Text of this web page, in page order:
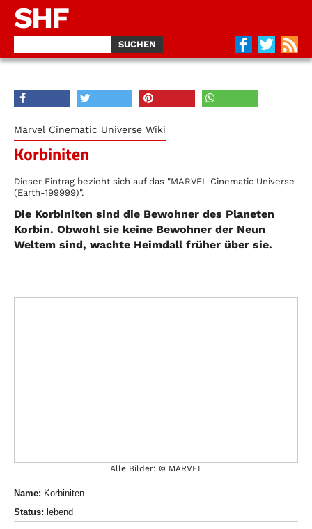
SHF
Marvel Cinematic Universe Wiki
Korbiniten
Dieser Eintrag bezieht sich auf das "MARVEL Cinematic Universe
(Earth-199999)".
Die Korbiniten sind die Bewohner des Planeten
Korbin. Obwohl sie keine Bewohner der Neun
Weltem sind, wachte Heimdall früher über sie.
Alle Bilder: © MARVEL
Name: Korbiniten
Status: lebend